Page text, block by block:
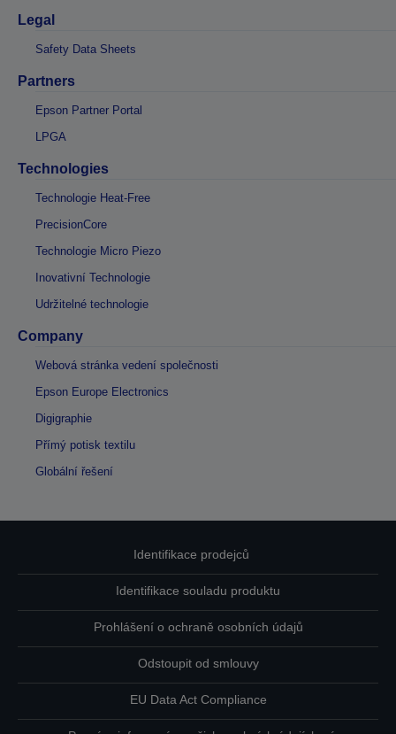
Legal
Safety Data Sheets
Partners
Epson Partner Portal
LPGA
Technologies
Technologie Heat-Free
PrecisionCore
Technologie Micro Piezo
Inovativní Technologie
Udržitelné technologie
Company
Webová stránka vedení společnosti
Epson Europe Electronics
Digigraphie
Přímý potisk textilu
Globální řešení
Identifikace prodejců
Identifikace souladu produktu
Prohlášení o ochraně osobních údajů
Odstoupit od smlouvy
EU Data Act Compliance